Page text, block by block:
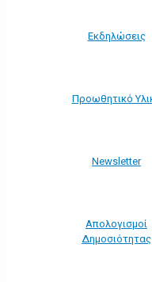
Εκδηλώσεις
Προωθητικό
Νewsletter
Απολογισμοί
Δημοσιότητας